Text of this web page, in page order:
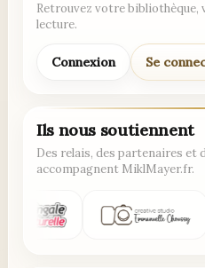
Retrouvez votre
lecture.
Connexion Se
Ils nous soutiennent
Des relais, des partenaires et
accompagnent MiklMayer.fr.